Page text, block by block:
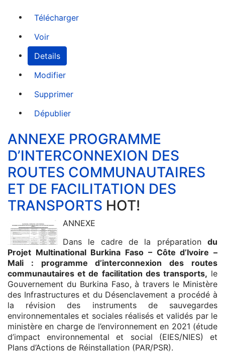
Télécharger
Voir
Details
Modifier
Supprimer
Dépublier
ANNEXE PROGRAMME
D’INTERCONNEXION DES
ROUTES COMMUNAUTAIRES
ET DE FACILITATION DES
TRANSPORTS HOT!
ANNEXE
Dans le cadre de la préparation du
Projet Multinational Burkina Faso – Côte d’Ivoire –
Mali : programme d’interconnexion des routes
communautaires et de facilitation des transports, le
Gouvernement du Burkina Faso, à travers le Ministère
des Infrastructures et du Désenclavement a procédé à
la révision des instruments de sauvegardes
environnementales et sociales réalisés et validés par le
ministère en charge de l’environnement en 2021 (étude
d’impact environnemental et social (EIES/NIES) et
Plans d’Actions de Réinstallation (PAR/PSR).